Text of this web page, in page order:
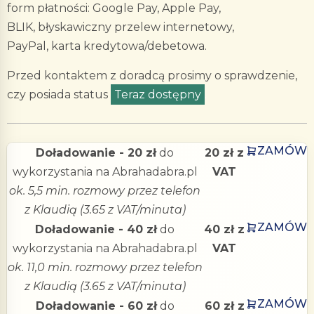
form płatności: Google Pay, Apple Pay,
BLIK, błyskawiczny przelew internetowy,
PayPal, karta kredytowa/debetowa.
Przed kontaktem z doradcą prosimy o sprawdzenie,
czy posiada status Teraz dostępny
Doładowanie - 20 złdo
wykorzystania na Abrahadabra.pl
ok. 5,5 min. rozmowy przez telefon
z Klaudią (3.65 z VAT/minuta)
20 zł z
VAT
ZAMÓW
Doładowanie - 40 złdo
wykorzystania na Abrahadabra.pl
ok. 11,0 min. rozmowy przez telefon
z Klaudią (3.65 z VAT/minuta)
40 zł z
VAT
ZAMÓW
Doładowanie - 60 złdo
60 zł z
ZAMÓW